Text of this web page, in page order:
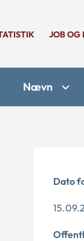
JOB OG
Nævn
Dato